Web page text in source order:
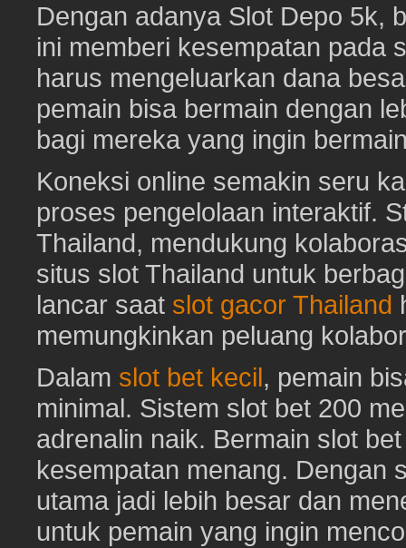
Dengan adanya Slot Depo 5k,
ini memberi kesempatan pada
harus mengeluarkan dana
pemain bisa bermain dengan
bagi mereka yang ingin
Koneksi online semakin seru
proses pengelolaan interaktif.
Thailand, mendukung
situs slot Thailand untuk
lancar saat slot gacor Thailand
memungkinkan peluang
Dalam slot bet kecil, pemain
minimal. Sistem slot bet 200
adrenalin naik. Bermain slot
kesempatan menang. Dengan
utama jadi lebih besar dan
untuk pemain yang ingin